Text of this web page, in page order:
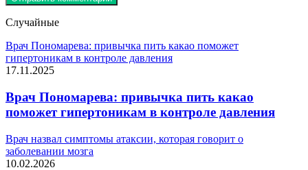
Случайные
Врач Пономарева: привычка пить какао поможет
гипертоникам в контроле давления
17.11.2025
Врач Пономарева: привычка пить какао
поможет гипертоникам в контроле давления
Врач назвал симптомы атаксии, которая говорит о
заболевании мозга
10.02.2026